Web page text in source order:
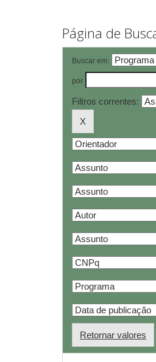
Página de
Buscar em:
por
Filtros correntes:
Retornar valores